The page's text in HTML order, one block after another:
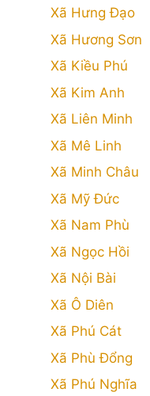
Xã Hưng Đạo
Xã Hương Sơn
Xã Kiều Phú
Xã Kim Anh
Xã Liên Minh
Xã Mê Linh
Xã Minh Châu
Xã Mỹ Đức
Xã Nam Phù
Xã Ngọc Hồi
Xã Nội Bài
Xã Ô Diên
Xã Phú Cát
Xã Phù Đổng
Xã Phú Nghĩa